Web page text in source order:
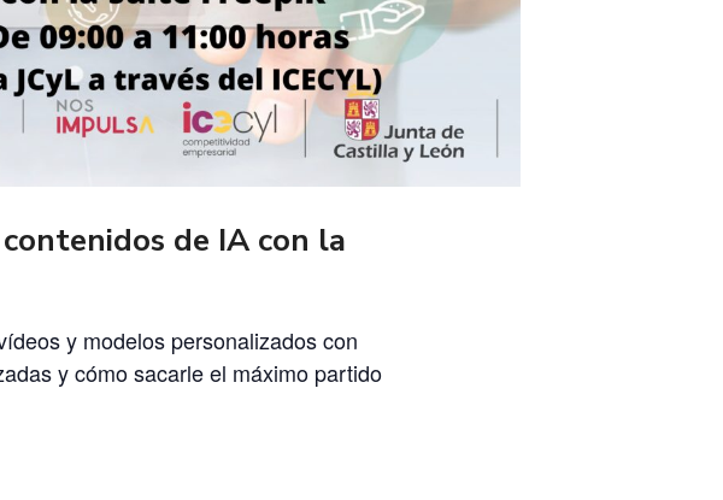
de IA con la
y modelos personalizados con
y cómo sacarle el máximo partido